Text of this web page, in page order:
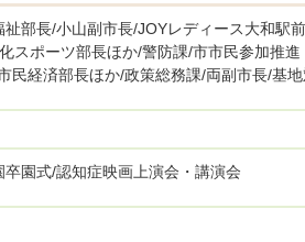
部長/小山副市長/JOYレディース大和駅
スポーツ部長ほか/警防課/市市民参加推
民経済部長ほか/政策総務課/両副市長/基
園式/認知症映画上演会・講演会